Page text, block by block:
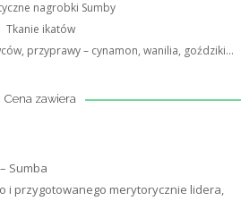
nagrobki Sumby
Tkanie ikatów
przyprawy – cynamon, wanilia, goździki…
Cena zawiera
Sumba
i przygotowanego merytorycznie lidera,